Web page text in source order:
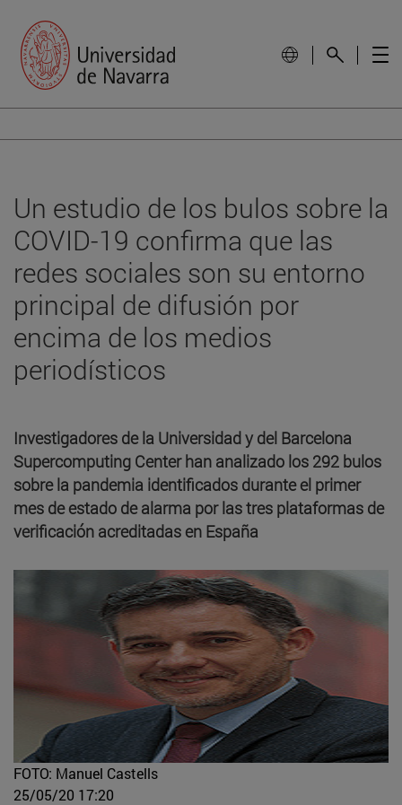
Un estudio de los bulos sobre la
COVID-19 confirma que las
redes sociales son su entorno
principal de difusión por
encima de los medios
periodísticos
Investigadores de la Universidad y del Barcelona
Supercomputing Center han analizado los 292 bulos
sobre la pandemia identificados durante el primer
mes de estado de alarma por las tres plataformas de
verificación acreditadas en España
FOTO: Manuel Castells
25/05/20 17:20